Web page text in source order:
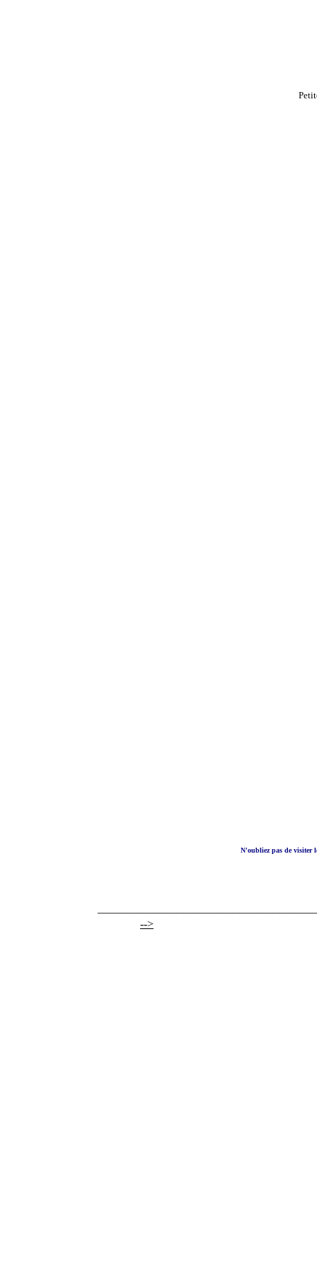
N'oubliez pas de visiter
-->